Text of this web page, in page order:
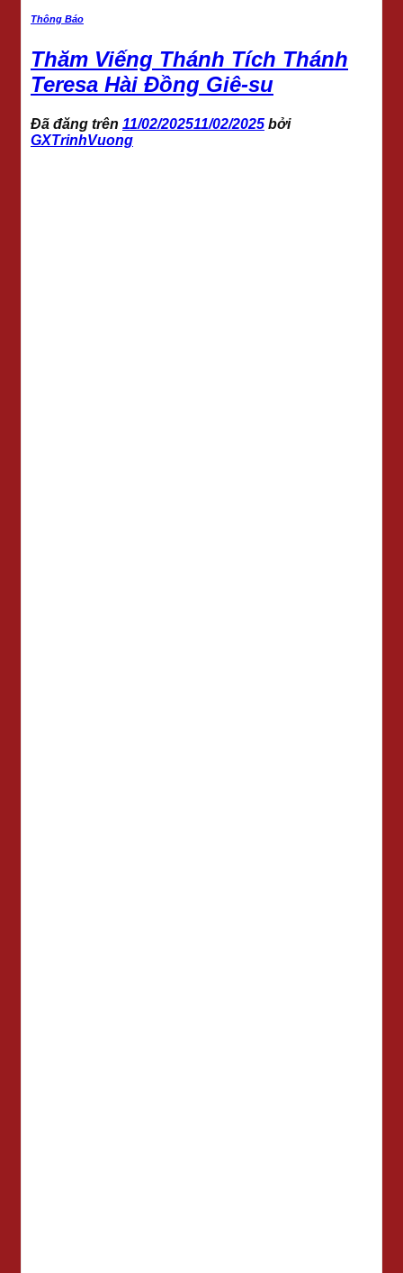
Thông Báo
Thăm Viếng Thánh Tích Thánh
Teresa Hài Đồng Giê-su
Đã đăng trên 11/02/202511/02/2025 bởi
GXTrinhVuong